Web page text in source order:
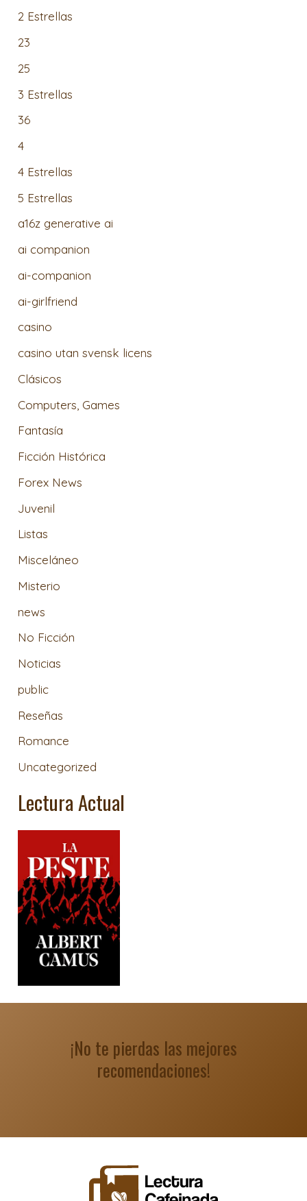
2 Estrellas
23
25
3 Estrellas
36
4
4 Estrellas
5 Estrellas
a16z generative ai
ai companion
ai-companion
ai-girlfriend
casino
casino utan svensk licens
Clásicos
Computers, Games
Fantasía
Ficción Histórica
Forex News
Juvenil
Listas
Misceláneo
Misterio
news
No Ficción
Noticias
public
Reseñas
Romance
Uncategorized
Lectura Actual
¡No te pierdas las mejores
recomendaciones!